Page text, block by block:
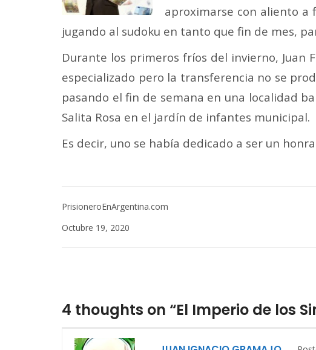
aproximarse con aliento a
jugando al sudoku en tanto que fin de mes,
Durante los primeros fríos del invierno, Juan
especializado pero la transferencia no se
pasando el fin de semana en una localidad
Salita Rosa en el jardín de infantes municipal.
Es decir, uno se había dedicado a ser un
PrisioneroEnArgentina.com
Octubre 19, 2020
4 thoughts on “El Imperio de los